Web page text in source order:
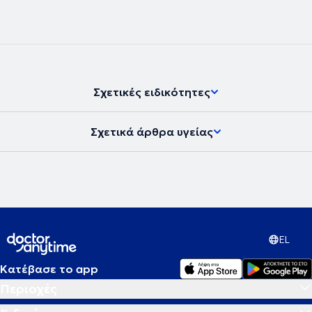
Σχετικές ειδικότητες
Σχετικά άρθρα υγείας
EL
Κατέβασε το app